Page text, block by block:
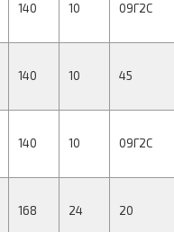
140 10 09Г2С
140 10 45
140 10 09Г2С
168 24 20